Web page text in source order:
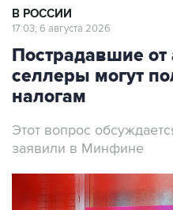
В РОССИИ
17:03, 6 августа 2026
Пострадавшие от
селлеры могут
налогам
Этот вопрос
заявили в Минфине